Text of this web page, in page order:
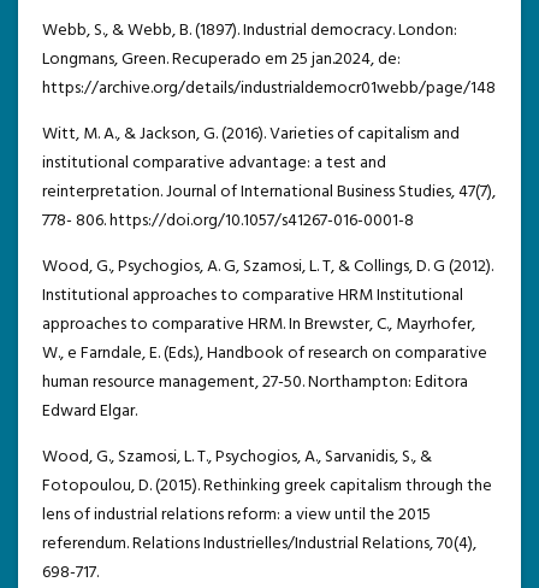
Webb, S., & Webb, B. (1897). Industrial democracy. London:
Longmans, Green. Recuperado em 25 jan.2024, de:
https://archive.org/details/industrialdemocr01webb/page/148
Witt, M. A., & Jackson, G. (2016). Varieties of capitalism and
institutional comparative advantage: a test and
reinterpretation. Journal of International Business Studies, 47(7),
778- 806. https://doi.org/10.1057/s41267-016-0001-8
Wood, G., Psychogios, A. G, Szamosi, L. T, & Collings, D. G (2012).
Institutional approaches to comparative HRM Institutional
approaches to comparative HRM. In Brewster, C., Mayrhofer,
W., e Farndale, E. (Eds.), Handbook of research on comparative
human resource management, 27-50. Northampton: Editora
Edward Elgar.
Wood, G., Szamosi, L. T., Psychogios, A., Sarvanidis, S., &
Fotopoulou, D. (2015). Rethinking greek capitalism through the
lens of industrial relations reform: a view until the 2015
referendum. Relations Industrielles/Industrial Relations, 70(4),
698-717.